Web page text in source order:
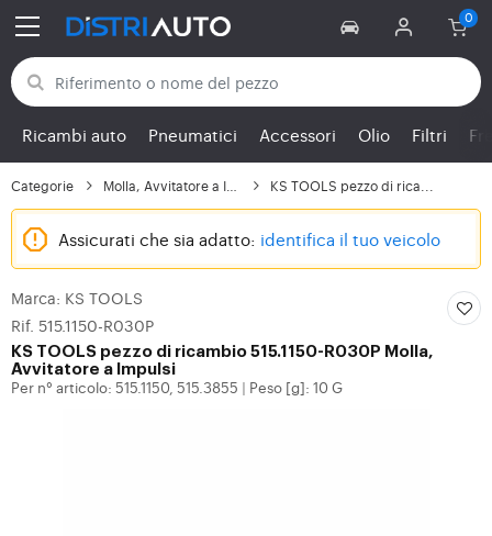
Torna alle categorie
Ricambi auto Pneumatici Accessori Olio Filtri
Categorie KS TOOLS pezzo di rica...
Assicurati che sia adatto: identifica il tuo veicolo
Marca: KS TOOLS
Rif. 515.1150-R030P
KS TOOLS pezzo di ricambio 515.1150-R030P Molla,
Avvitatore a Impulsi
Per n° articolo: 515.1150, 515.3855 Peso [g]: 10 G